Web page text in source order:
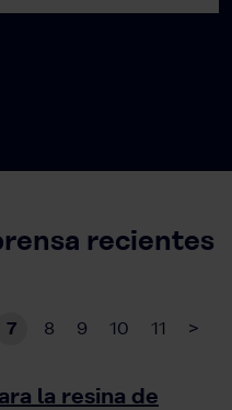
recientes
7 8 9 10 11 >
la resina de